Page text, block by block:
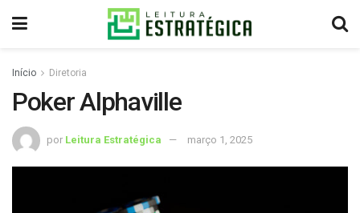
Início Diretoria
Poker Alphaville
por Leitura Estratégica março 1, 2025